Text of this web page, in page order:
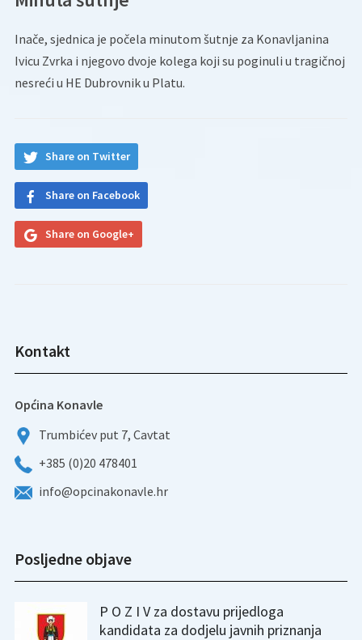
Inače, sjednica je počela minutom šutnje za Konavljanina
Ivicu Zvrka i njegovo dvoje kolega koji su poginuli u tragičnoj
nesreći u HE Dubrovnik u Platu.
Share on Twitter
Share on Facebook
Share on Google+
Kontakt
Općina Konavle
Trumbićev put 7, Cavtat
+385 (0)20 478401
info@opcinakonavle.hr
Posljedne objave
P O Z I V za dostavu prijedloga
kandidata za dodjelu javnih priznanja